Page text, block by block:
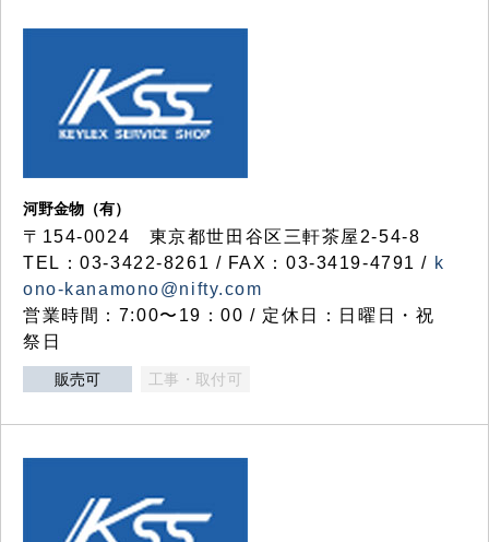
河野金物（有）
〒154-0024 東京都世田谷区三軒茶屋2-54-8
TEL：03-3422-8261 / FAX：03-3419-4791 / k
ono-kanamono@nifty.com
営業時間：7:00〜19：00 / 定休日：日曜日・祝
祭日
販売可 工事・取付可